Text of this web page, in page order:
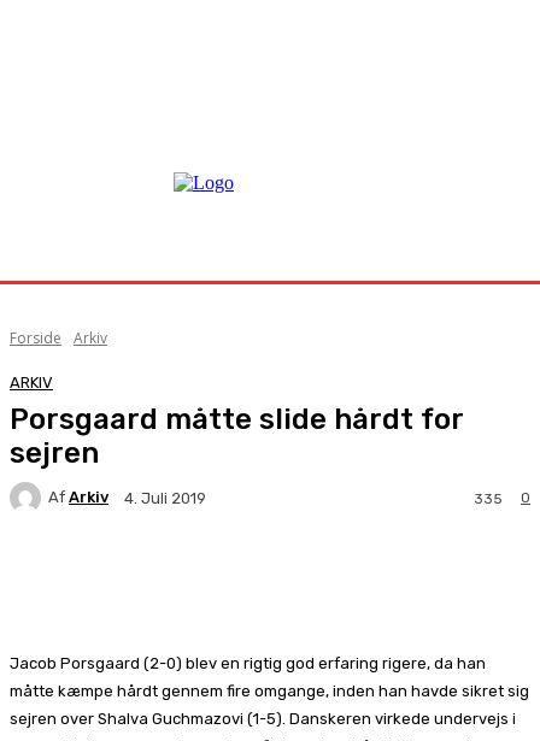
Forside Arkiv
ARKIV
Porsgaard måtte slide hårdt for
sejren
Af Arkiv 4. Juli 2019 0
335
Jacob Porsgaard (2-0) blev en rigtig god erfaring rigere, da han
måtte kæmpe hårdt gennem fire omgange, inden han havde sikret sig
sejren over Shalva Guchmazovi (1-5). Danskeren virkede undervejs i